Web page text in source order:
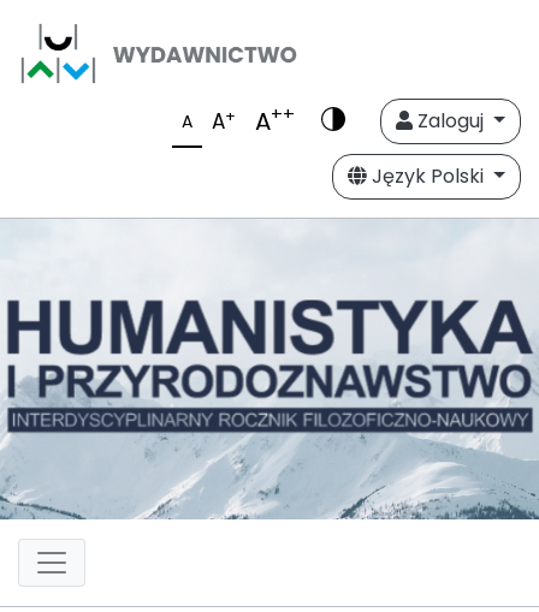
A A+ A++
Zaloguj
Język Polski